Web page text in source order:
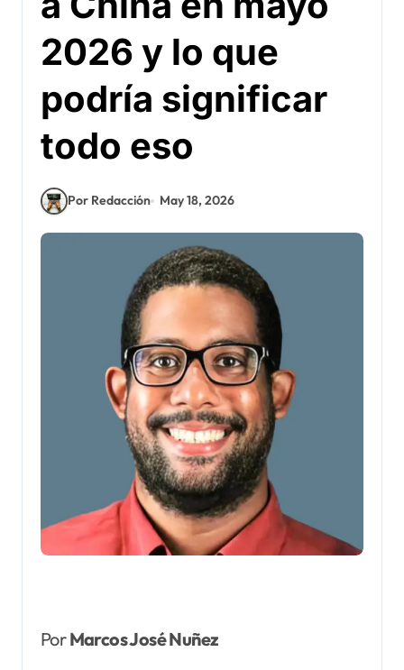
2026 y lo que
podría significar
todo eso
Por Redacción May 18, 2026
PorMarcos José Nuñez